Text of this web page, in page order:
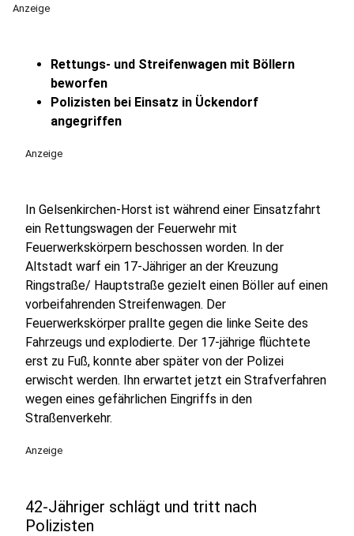
Anzeige
Rettungs- und Streifenwagen mit Böllern
beworfen
Polizisten bei Einsatz in Ückendorf
angegriffen
Anzeige
In Gelsenkirchen-Horst ist während einer Einsatzfahrt
ein Rettungswagen der Feuerwehr mit
Feuerwerkskörpern beschossen worden. In der
Altstadt warf ein 17-Jähriger an der Kreuzung
Ringstraße/ Hauptstraße gezielt einen Böller auf einen
vorbeifahrenden Streifenwagen. Der
Feuerwerkskörper prallte gegen die linke Seite des
Fahrzeugs und explodierte. Der 17-jährige flüchtete
erst zu Fuß, konnte aber später von der Polizei
erwischt werden. Ihn erwartet jetzt ein Strafverfahren
wegen eines gefährlichen Eingriffs in den
Straßenverkehr.
Anzeige
42-Jähriger schlägt und tritt nach
Polizisten